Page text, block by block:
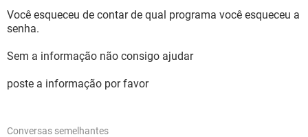
Você esqueceu de contar de qual programa você esqueceu a
senha.
Sem a informação não consigo ajudar
poste a informação por favor
Conversas semelhantes